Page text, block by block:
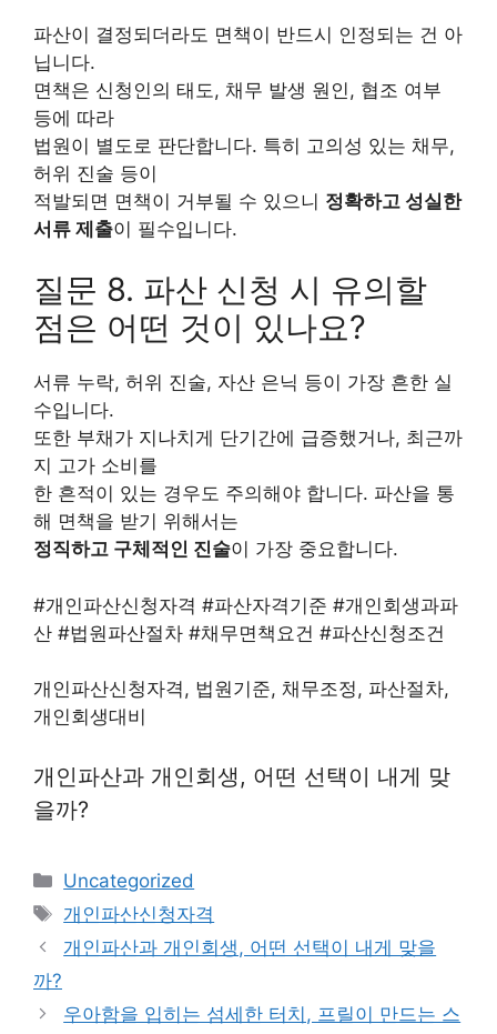
파산이 결정되더라도 면책이 반드시 인정되는 건 아
닙니다.
면책은 신청인의 태도, 채무 발생 원인, 협조 여부
등에 따라
법원이 별도로 판단합니다. 특히 고의성 있는 채무,
허위 진술 등이
적발되면 면책이 거부될 수 있으니 정확하고 성실한
서류 제출이 필수입니다.
질문 8. 파산 신청 시 유의할
점은 어떤 것이 있나요?
서류 누락, 허위 진술, 자산 은닉 등이 가장 흔한 실
수입니다.
또한 부채가 지나치게 단기간에 급증했거나, 최근까
지 고가 소비를
한 흔적이 있는 경우도 주의해야 합니다. 파산을 통
해 면책을 받기 위해서는
정직하고 구체적인 진술이 가장 중요합니다.
#개인파산신청자격 #파산자격기준 #개인회생과파
산 #법원파산절차 #채무면책요건 #파산신청조건
개인파산신청자격, 법원기준, 채무조정, 파산절차,
개인회생대비
개인파산과 개인회생, 어떤 선택이 내게 맞
을까?
Categories
Uncategorized
Tags
개인파산신청자격
개인파산과 개인회생, 어떤 선택이 내게 맞을
까?
우아함을 입히는 섬세한 터치, 프릴이 만드는 스